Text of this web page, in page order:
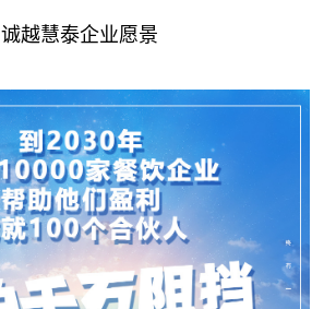
诚越慧泰企业愿景